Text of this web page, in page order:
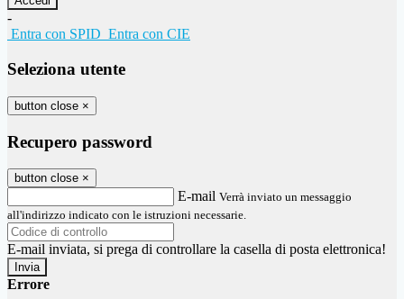
-
Entra con SPID Entra con CIE
Seleziona utente
button close ×
Recupero password
button close ×
E-mail Verrà inviato un messaggio
all'indirizzo indicato con le istruzioni necessarie.
E-mail inviata, si prega di controllare la casella di posta elettronica!
Errore